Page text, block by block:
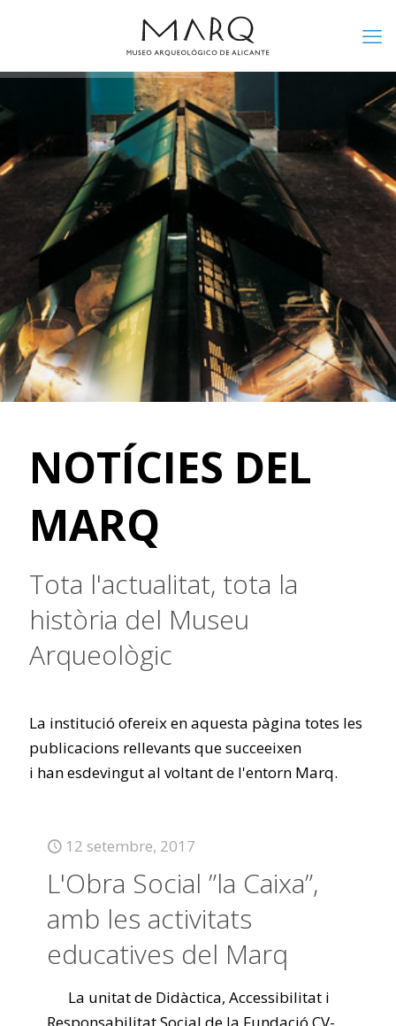
NOTÍCIES DEL
MARQ
Tota l'actualitat, tota la
història del Museu
Arqueològic
La institució ofereix en aquesta pàgina totes les
publicacions rellevants que succeeixen
i han esdevingut al voltant de l'entorn Marq.
12 setembre, 2017
L'Obra Social ”la Caixa”,
amb les activitats
educatives del Marq
La unitat de Didàctica, Accessibilitat i